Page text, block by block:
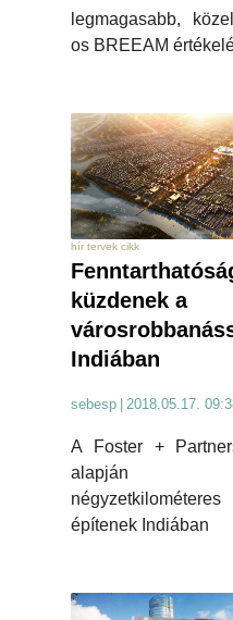
legmagasabb,
os BREEAM
hír tervek cikk
küzdenek a
Indiában
sebesp 2018.05.17.
A Foster +
alapján
építenek Indiában